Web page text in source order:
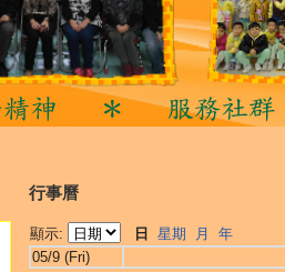
行事曆
顯示: 日 星期 月
年
05/9 (Fri)